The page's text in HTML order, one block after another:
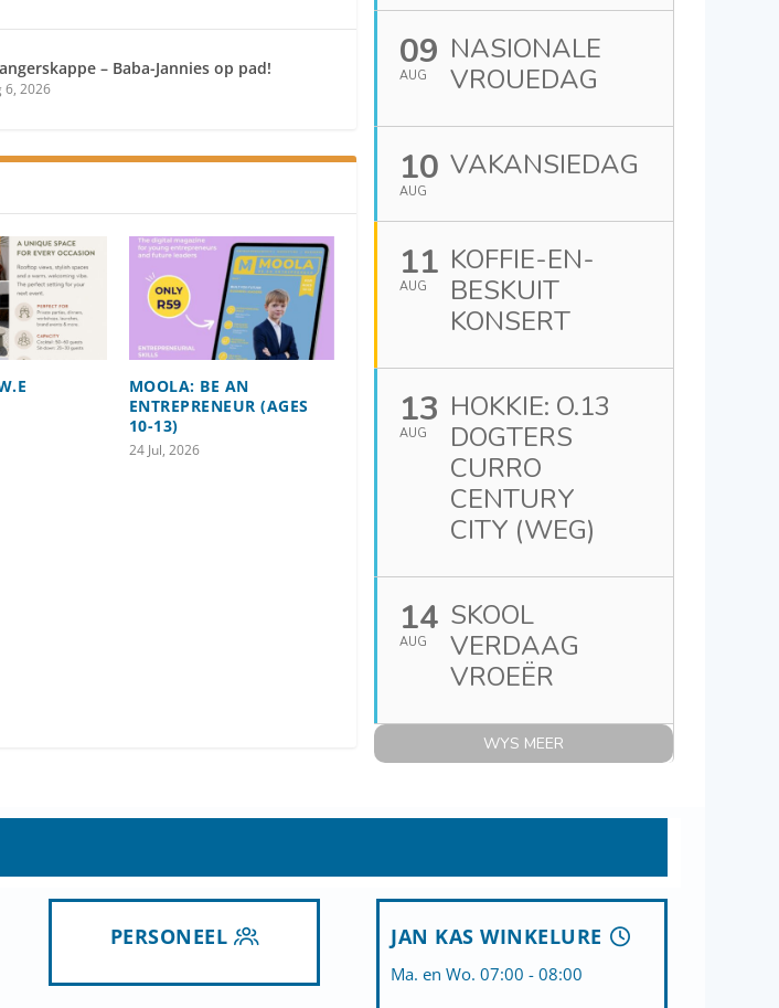
– Baba-Jannies op pad!
6, 2026
MOOLA: BE AN
ENTREPRENEUR (AGES
10-13)
24 Jul, 2026
09
AUG
NASIONALE
VROUEDAG
10
AUG
VAKANSIEDAG
11
AUG
KOFFIE-EN-
BESKUIT
KONSERT
13
AUG
HOKKIE: O.13
DOGTERS
CURRO
CENTURY
CITY (WEG)
14
AUG
SKOOL
VERDAAG
VROEËR
WYS MEER
PERSONEEL JAN KAS WINKELURE
Ma. en Wo. 07:00 - 08:00